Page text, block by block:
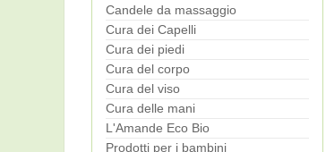
Candele da massaggio
Cura dei Capelli
Cura dei piedi
Cura del corpo
Cura del viso
Cura delle mani
L'Amande Eco Bio
Prodotti per i bambini